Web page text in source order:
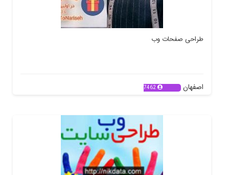
طراحی صفحات وب
اصفهان 7462